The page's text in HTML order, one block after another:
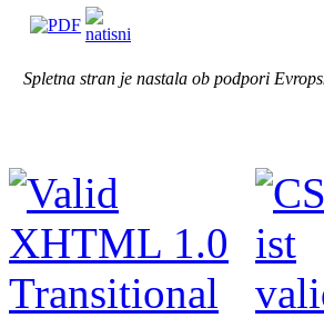
Spletna stran je nastala ob podpori